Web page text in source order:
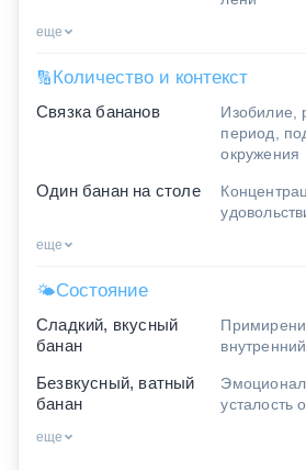
еще
🔢 Количество и контекст
Связка бананов
Изобилие,
период,
окружения
Один банан на столе
еще
🌤Состояние
Сладкий, вкусный
банан
Безвкусный, ватный
банан
усталость
еще